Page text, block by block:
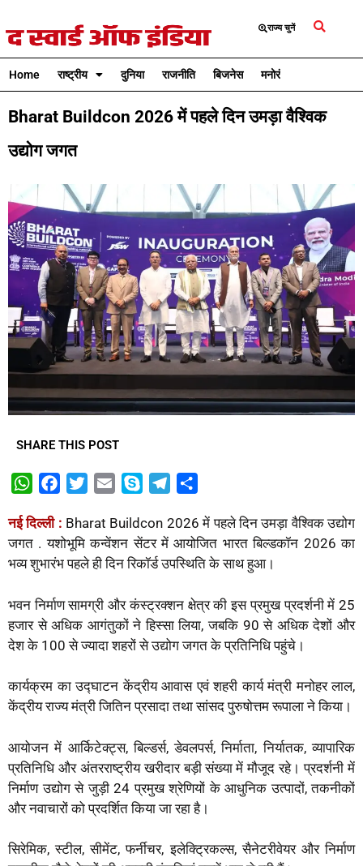
राज्य चुनें
Home राष्ट्रीय दुनिया राजनीति बिजनेस मनोरंजन
Bharat Buildcon 2026 में पहले दिन उमड़ा वैश्विक
उद्योग जगत
SHARE THIS POST
W
a
s
p
p
c
e
b
o
k
i
t
t
r
a
i
l
y
p
e
l
e
g
a
m
a
r
e
नई दिल्ली : Bharat Buildcon 2026 में पहले दिन उमड़ा वैश्विक उद्योग
जगत . यशोभूमि कन्वेंशन सेंटर में आयोजित भारत बिल्डकॉन 2026 का
भव्य शुभारंभ पहले ही दिन रिकॉर्ड उपस्थिति के साथ हुआ।
भवन निर्माण सामग्री और कंस्ट्रक्शन क्षेत्र की इस प्रमुख प्रदर्शनी में 25
हजार से अधिक आगंतुकों ने हिस्सा लिया, जबकि 90 से अधिक देशों और
देश के 100 से ज्यादा शहरों से उद्योग जगत के प्रतिनिधि पहुंचे।
कार्यक्रम का उद्घाटन केंद्रीय आवास एवं शहरी कार्य मंत्री मनोहर लाल,
केंद्रीय राज्य मंत्री जितिन प्रसादा तथा सांसद पुरुषोत्तम रूपाला ने किया।
आयोजन में आर्किटेक्ट्स, बिल्डर्स, डेवलपर्स, निर्माता, निर्यातक, व्यापारिक
प्रतिनिधि और अंतरराष्ट्रीय खरीदार बड़ी संख्या में मौजूद रहे। प्रदर्शनी में
निर्माण उद्योग से जुड़ी 24 प्रमुख श्रेणियों के आधुनिक उत्पादों, तकनीकों
और नवाचारों को प्रदर्शित किया जा रहा है।
सिरेमिक, स्टील, सीमेंट, फर्नीचर, इलेक्ट्रिकल्स, सैनेटरीवेयर और निर्माण